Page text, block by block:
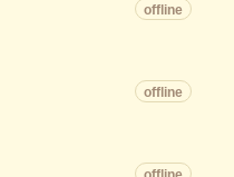
offline
offline